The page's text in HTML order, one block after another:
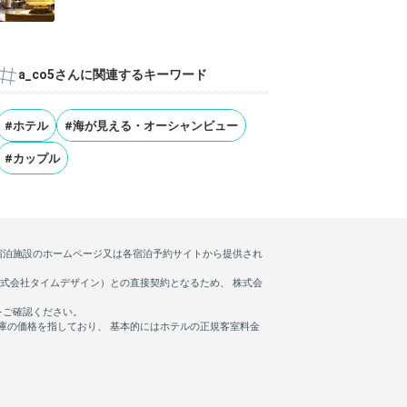
a_co5さんに関連するキーワード
#ホテル #海が見える・オーシャンビュー
#カップル